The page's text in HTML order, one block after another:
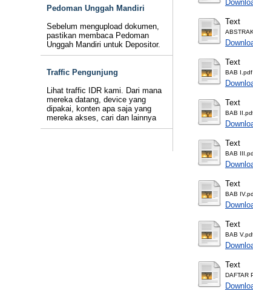
Pedoman Unggah Mandiri
Sebelum mengupload dokumen,
pastikan membaca Pedoman
Unggah Mandiri untuk Depositor.
Traffic Pengunjung
Lihat traffic IDR kami. Dari mana
mereka datang, device yang
dipakai, konten apa saja yang
mereka akses, cari dan lainnya
Text
Text
BAB I.pdf
Text
BAB
Text
BAB
Text
BAB
Text
BAB
Text
DAFTAR